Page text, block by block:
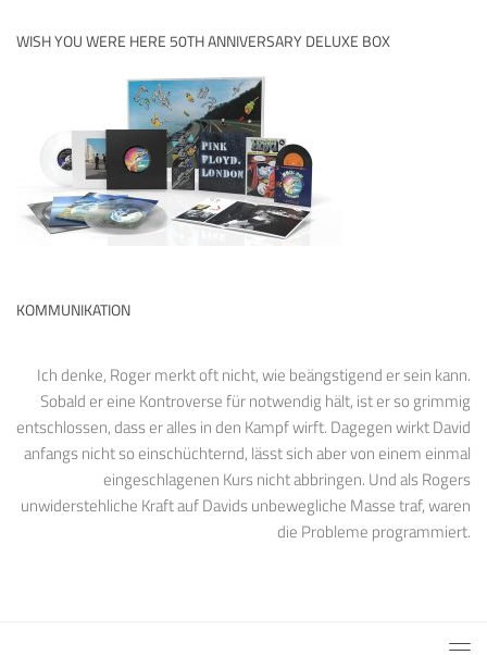
WISH YOU WERE HERE 50TH ANNIVERSARY DELUXE BOX
KOMMUNIKATION
Ich denke, Roger merkt oft nicht, wie beängstigend er sein kann.
Sobald er eine Kontroverse für notwendig hält, ist er so grimmig
entschlossen, dass er alles in den Kampf wirft. Dagegen wirkt David
anfangs nicht so einschüchternd, lässt sich aber von einem einmal
eingeschlagenen Kurs nicht abbringen. Und als Rogers
unwiderstehliche Kraft auf Davids unbewegliche Masse traf, waren
die Probleme programmiert.